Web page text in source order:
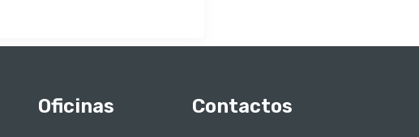
Oficinas Contactos